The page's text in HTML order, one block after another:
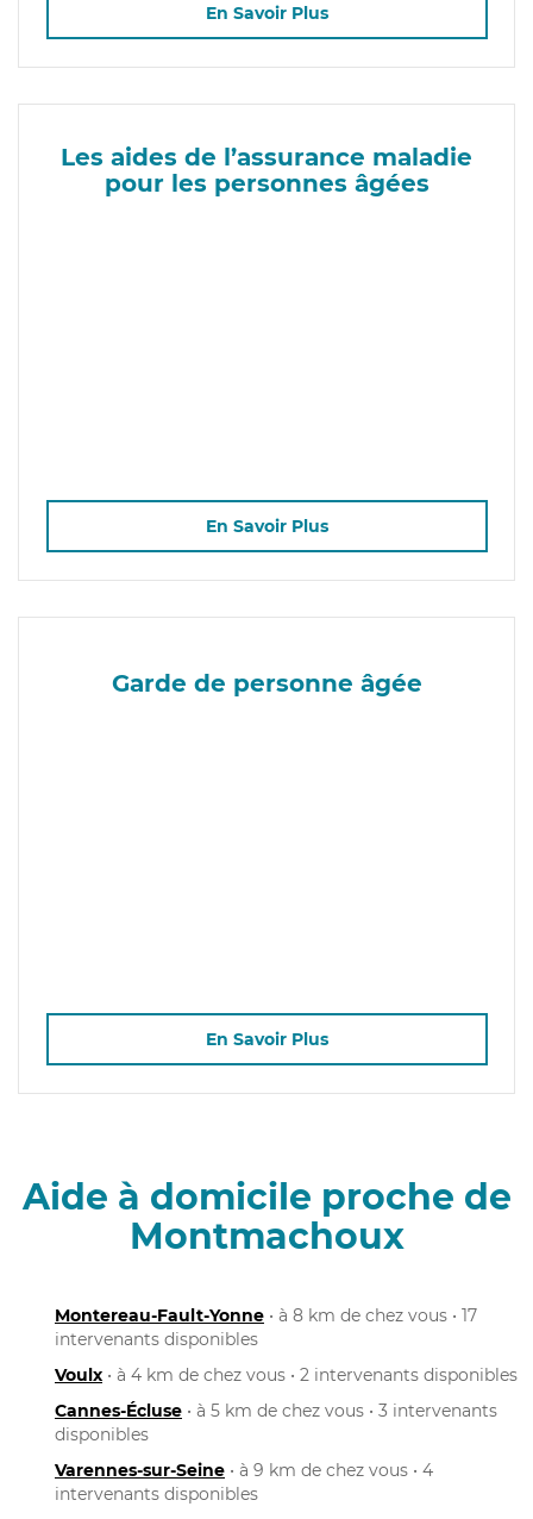
En Savoir Plus
Les aides de l’assurance maladie
pour les personnes âgées
En Savoir Plus
Garde de personne âgée
En Savoir Plus
Aide à domicile proche de
Montmachoux
Montereau-Fault-Yonne • à 8 km de chez vous • 17
intervenants disponibles
Voulx • à 4 km de chez vous • 2 intervenants disponibles
Cannes-Écluse • à 5 km de chez vous • 3 intervenants
disponibles
Varennes-sur-Seine • à 9 km de chez vous • 4
intervenants disponibles